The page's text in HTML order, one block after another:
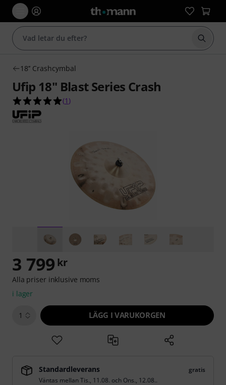
Börja
18’’ Crashcymbal
Ufip 18" Blast Series Crash
5.0 av 5 stjärnor från 1 kundbetyg
(1 )
3 799 kr
Alla priser inklusive moms
i lager
1 LÄGG I VARUKORGEN
Standardleverans
gratis
Väntas mellanTis., 11.08. och Ons., 12.08..